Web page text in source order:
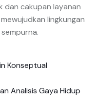
dan cakupan layanan
lingkungan
Konseptual
Analisis Gaya Hidup